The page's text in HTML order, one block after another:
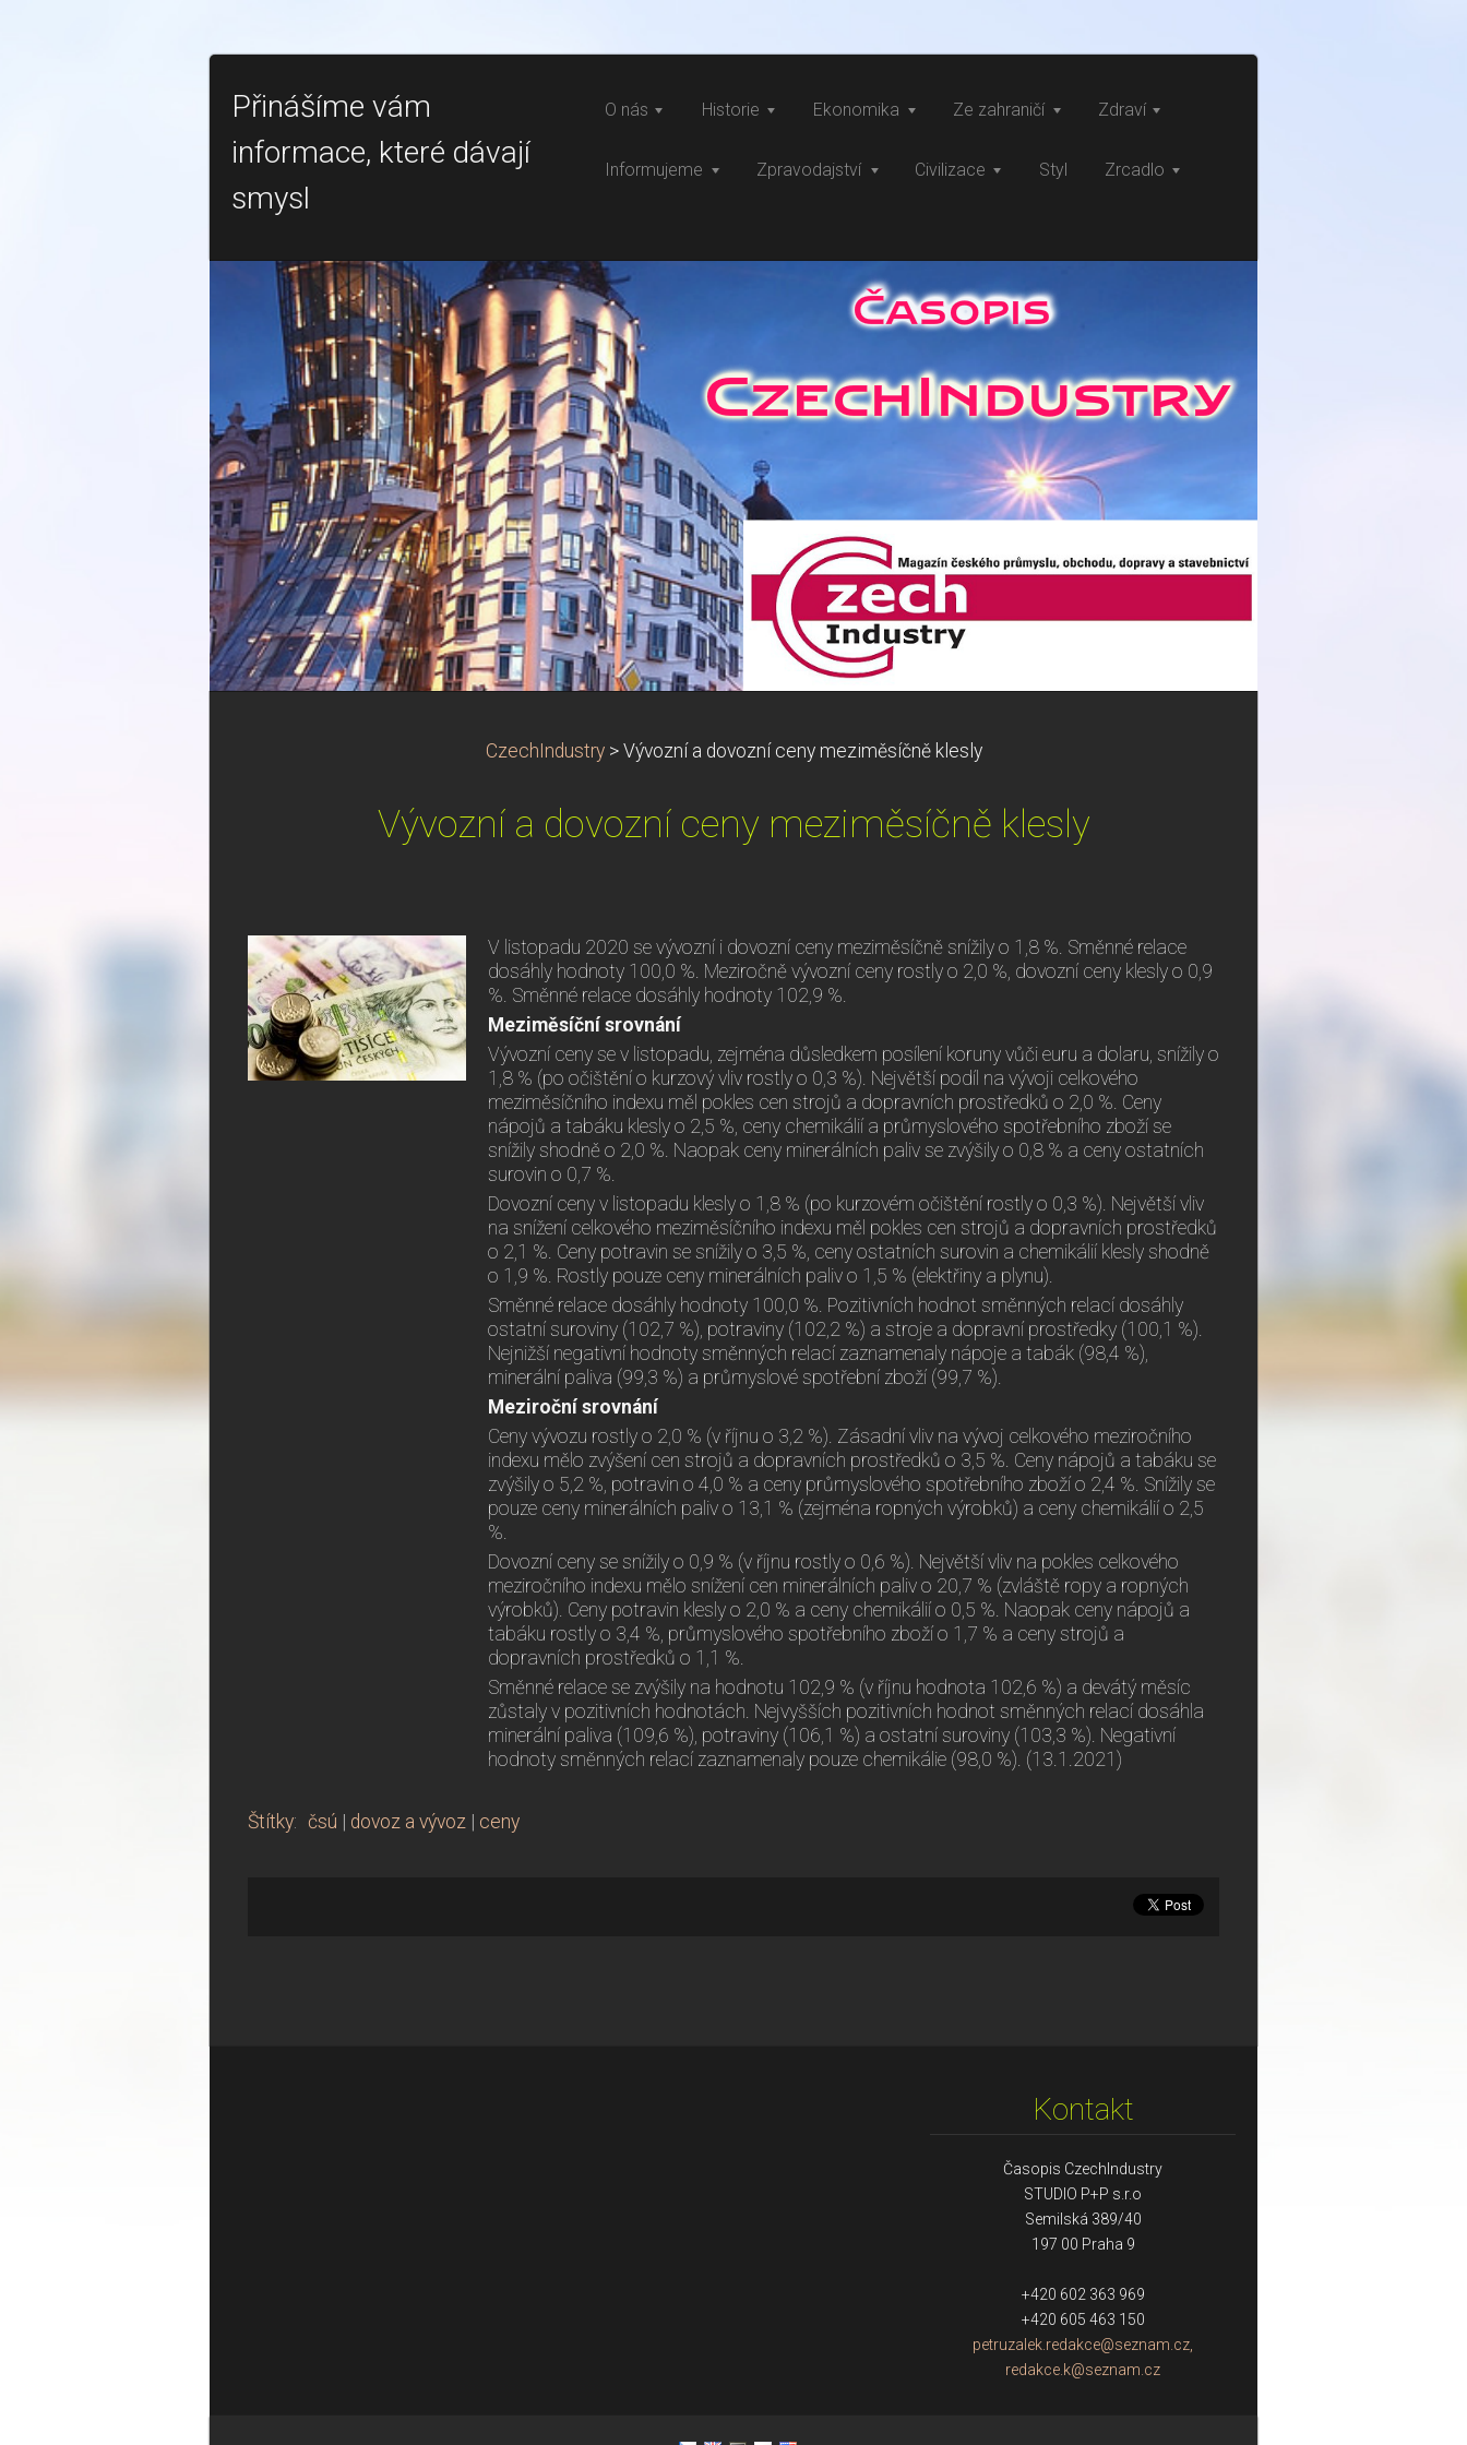
Přinášíme vám
informace, které dávají
smysl
O nás Historie Ekonomika Ze zahraničí Zdraví
Informujeme Zpravodajství Civilizace Styl Zrcadlo
CzechIndustry > Vývozní a dovozní ceny meziměsíčně klesly
Vývozní a dovozní ceny meziměsíčně klesly
V listopadu 2020 se vývozní i dovozní ceny meziměsíčně snížily o 1,8 %. Směnné relace
dosáhly hodnoty 100,0 %. Meziročně vývozní ceny rostly o 2,0 %, dovozní ceny klesly o 0,9
%. Směnné relace dosáhly hodnoty 102,9 %.
Meziměsíční srovnání
Vývozní ceny se v listopadu, zejména důsledkem posílení koruny vůči euru a dolaru, snížily o
1,8 % (po očištění o kurzový vliv rostly o 0,3 %). Největší podíl na vývoji celkového
meziměsíčního indexu měl pokles cen strojů a dopravních prostředků o 2,0 %. Ceny
nápojů a tabáku klesly o 2,5 %, ceny chemikálií a průmyslového spotřebního zboží se
snížily shodně o 2,0 %. Naopak ceny minerálních paliv se zvýšily o 0,8 % a ceny ostatních
surovin o 0,7 %.
Dovozní ceny v listopadu klesly o 1,8 % (po kurzovém očištění rostly o 0,3 %). Největší vliv
na snížení celkového meziměsíčního indexu měl pokles cen strojů a dopravních prostředků
o 2,1 %. Ceny potravin se snížily o 3,5 %, ceny ostatních surovin a chemikálií klesly shodně
o 1,9 %. Rostly pouze ceny minerálních paliv o 1,5 % (elektřiny a plynu).
Směnné relace dosáhly hodnoty 100,0 %. Pozitivních hodnot směnných relací dosáhly
ostatní suroviny (102,7 %), potraviny (102,2 %) a stroje a dopravní prostředky (100,1 %).
Nejnižší negativní hodnoty směnných relací zaznamenaly nápoje a tabák (98,4 %),
minerální paliva (99,3 %) a průmyslové spotřební zboží (99,7 %).
Meziroční srovnání
Ceny vývozu rostly o 2,0 % (v říjnu o 3,2 %). Zásadní vliv na vývoj celkového meziročního
indexu mělo zvýšení cen strojů a dopravních prostředků o 3,5 %. Ceny nápojů a tabáku se
zvýšily o 5,2 %, potravin o 4,0 % a ceny průmyslového spotřebního zboží o 2,4 %. Snížily se
pouze ceny minerálních paliv o 13,1 % (zejména ropných výrobků) a ceny chemikálií o 2,5
%.
Dovozní ceny se snížily o 0,9 % (v říjnu rostly o 0,6 %). Největší vliv na pokles celkového
meziročního indexu mělo snížení cen minerálních paliv o 20,7 % (zvláště ropy a ropných
výrobků). Ceny potravin klesly o 2,0 % a ceny chemikálií o 0,5 %. Naopak ceny nápojů a
tabáku rostly o 3,4 %, průmyslového spotřebního zboží o 1,7 % a ceny strojů a
dopravních prostředků o 1,1 %.
Směnné relace se zvýšily na hodnotu 102,9 % (v říjnu hodnota 102,6 %) a devátý měsíc
zůstaly v pozitivních hodnotách. Nejvyšších pozitivních hodnot směnných relací dosáhla
minerální paliva (109,6 %), potraviny (106,1 %) a ostatní suroviny (103,3 %). Negativní
hodnoty směnných relací zaznamenaly pouze chemikálie (98,0 %). (13.1.2021)
Štítky: čsú dovoz a vývoz ceny
Kontakt
Časopis CzechIndustry
STUDIO P+P s.r.o
Semilská 389/40
197 00 Praha 9
+420 602 363 969
+420 605 463 150
petruzalek.redakce@seznam.cz,
redakce.k@seznam.cz